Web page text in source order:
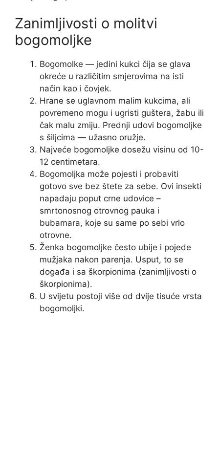
Zanimljivosti o molitvi
bogomoljke
Bogomolke — jedini kukci čija se glava
okreće u različitim smjerovima na isti
način kao i čovjek.
Hrane se uglavnom malim kukcima, ali
povremeno mogu i ugristi guštera, žabu ili
čak malu zmiju. Prednji udovi bogomoljke
s šiljcima — užasno oružje.
Najveće bogomoljke dosežu visinu od 10-
12 centimetara.
Bogomoljka može pojesti i probaviti
gotovo sve bez štete za sebe. Ovi insekti
napadaju poput crne udovice –
smrtonosnog otrovnog pauka i
bubamara, koje su same po sebi vrlo
otrovne.
Ženka bogomoljke često ubije i pojede
mužjaka nakon parenja. Usput, to se
događa i sa škorpionima (zanimljivosti o
škorpionima).
U svijetu postoji više od dvije tisuće vrsta
bogomoljki.